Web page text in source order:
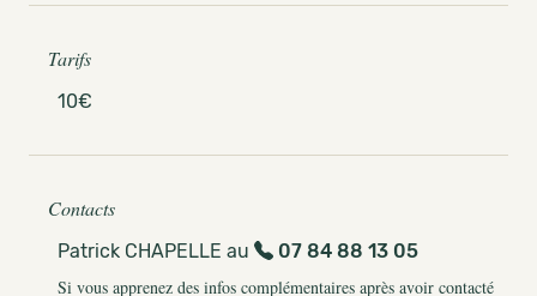
Tarifs
10€
Contacts
Patrick CHAPELLE au
07 84 88 13 05
Si vous apprenez des infos complémentaires après avoir contacté